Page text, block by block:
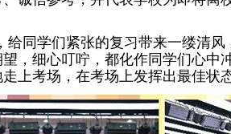
给同学们紧张的复习带来一缕清
，细心叮咛，都化作同学们心中
上考场，在考场上发挥出最佳状态